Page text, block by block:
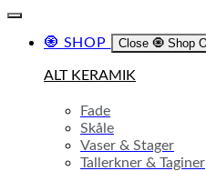
🧿 SHOP Close 🧿 Shop
ALT KERAMIK
Fade
Skåle
Vaser & Stager
Tallerkner & Taginer